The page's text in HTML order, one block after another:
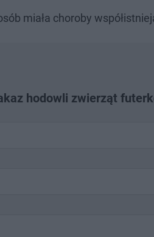
miała choroby
hodowli zwierząt